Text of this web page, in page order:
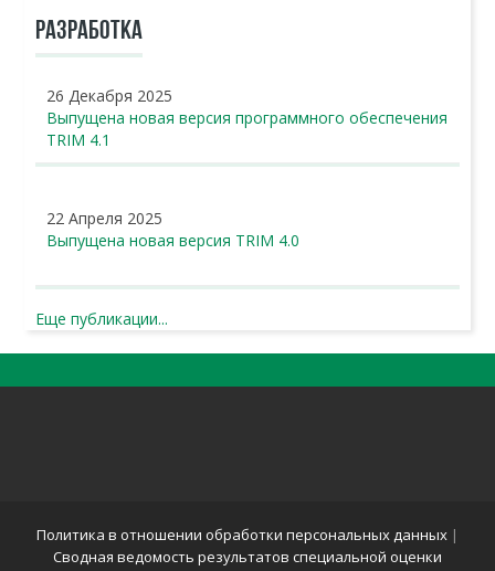
РАЗРАБОТКА
26 Декабря 2025
Выпущена новая версия программного обеспечения
TRIM 4.1
22 Апреля 2025
Выпущена новая версия TRIM 4.0
Еще публикации...
Политика в отношении обработки персональных данных |
Сводная ведомость результатов специальной оценки